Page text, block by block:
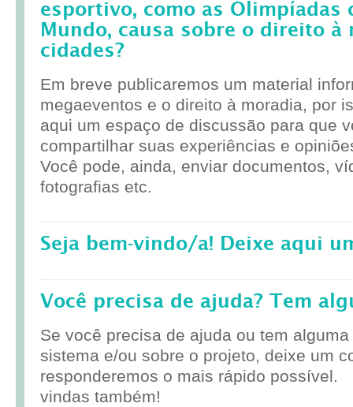
esportivo, como as Olimpíadas
Mundo, causa sobre o direito à
cidades?
Em breve publicaremos um material
megaeventos e o direito à moradia, por
aqui um espaço de discussão para que
compartilhar suas experiências e
Você pode, ainda, enviar documentos,
fotografias etc.
Seja bem-vindo/a! Deixe aqui
Você precisa de ajuda? Tem
Se você precisa de ajuda ou tem
sistema e/ou sobre o projeto, deixe um
responderemos o mais rápido possível.
vindas também!